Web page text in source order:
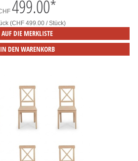
499.00*
(CHF 499.00 / Stück)
AUF DIE MERKLISTE
IN DEN WARENKORB